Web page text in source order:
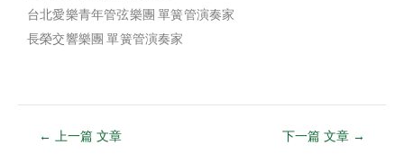
台北愛樂青年管弦樂團 單簧管演奏家
長榮交響樂團 單簧管演奏家
← 上一篇 文章 下一篇 文章 →